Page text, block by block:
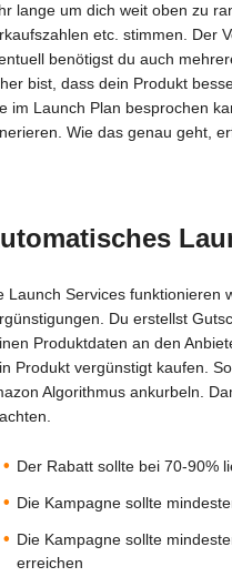
lange um dich weit oben zu
etc. stimmen. Der
benötigst du auch
bist, dass dein Produkt
im Launch Plan besprochen
Wie das genau geht,
Launch Services funktionieren
Du erstellst
Produktdaten an den
Produkt vergünstigt kaufen.
Algorithmus ankurbeln.
Der Rabatt sollte bei 70-90%
Die Kampagne sollte
Die Kampagne sollte
erreichen